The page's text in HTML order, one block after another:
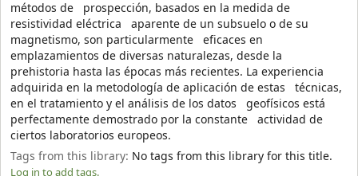
métodos de prospección, basados en la medida de
resistividad eléctrica aparente de un subsuelo o de su
magnetismo, son particularmente eficaces en
emplazamientos de diversas naturalezas, desde la
prehistoria hasta las épocas más recientes. La experiencia
adquirida en la metodología de aplicación de estas técnicas,
en el tratamiento y el análisis de los datos geofísicos está
perfectamente demostrado por la constante actividad de
ciertos laboratorios europeos.
Tags from this library: No tags from this library for this title.
Log in to add tags.